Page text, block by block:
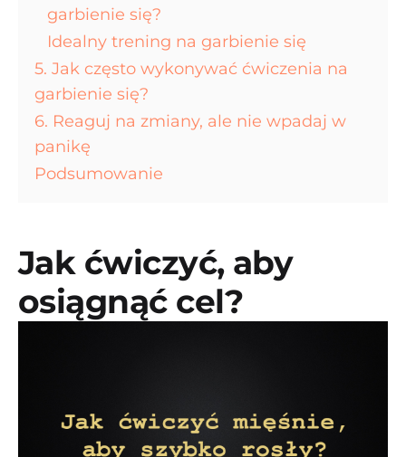
garbienie się?
Idealny trening na garbienie się
5. Jak często wykonywać ćwiczenia na
garbienie się?
6. Reaguj na zmiany, ale nie wpadaj w
panikę
Podsumowanie
Jak ćwiczyć, aby
osiągnąć cel?